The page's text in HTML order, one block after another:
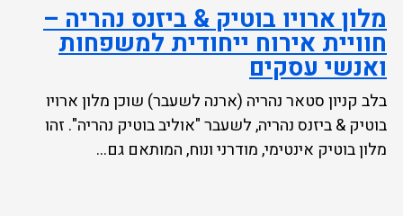
מלון ארויו בוטיק & ביזנס נהריה –
חוויית אירוח ייחודית למשפחות
ואנשי עסקים
בלב קניון סטאר נהריה (ארנה לשעבר) שוכן מלון ארויו
בוטיק & ביזנס נהריה, לשעבר "אוליב בוטיק נהריה". זהו
מלון בוטיק אינטימי, מודרני ונוח, המותאם גם...